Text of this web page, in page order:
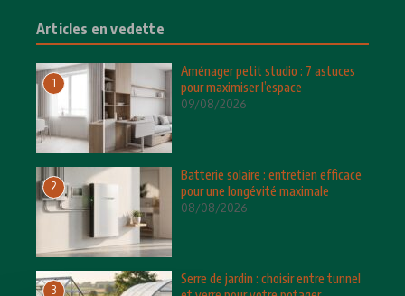
Articles en vedette
1
Aménager petit studio : 7 astuces
pour maximiser l’espace
09/08/2026
2
Batterie solaire : entretien efficace
pour une longévité maximale
08/08/2026
3
Serre de jardin : choisir entre tunnel